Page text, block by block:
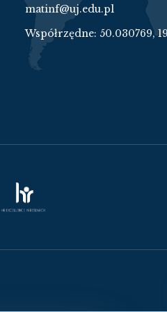
matinf@uj.edu.pl
Współrzędne: 50.030769,